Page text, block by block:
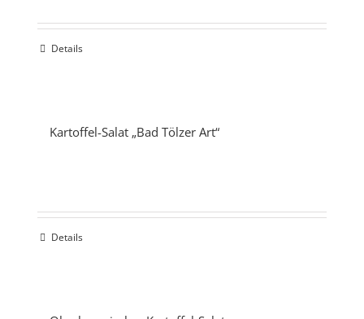
Details
Kartoffel-Salat „Bad Tölzer Art“
Details